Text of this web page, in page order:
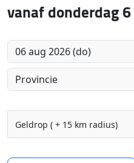
vanaf donderdag
Geldrop ( + 15 km radius)